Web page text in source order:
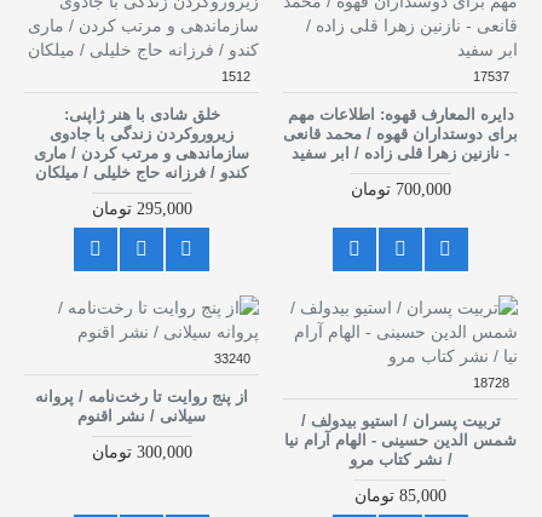
17537
دایره المعارف قهوه: اطلاعات مهم
برای دوستداران قهوه / محمد قانعی
- نازنین زهرا قلی زاده / ابر سفید
700,000 تومان
1512
خلق شادی با هنر ژاپنی:
زیروروکردن زندگی با جادوی
سازماندهی و مرتب کردن / ماری
کندو / فرزانه حاج خلیلی / میلکان
295,000 تومان
18728
تربیت پسران / استیو بیدولف /
شمس الدین حسینی - الهام آرام نیا
/ نشر کتاب مرو
85,000 تومان
33240
از پنج روایت تا رخت‌نامه / پروانه
سیلانی / نشر اقنوم
300,000 تومان